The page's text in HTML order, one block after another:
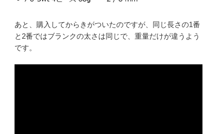
あと、購入してからきがついたのですが、同じ長さの1番
と2番ではブランクの太さは同じで、重量だけが違うよう
です。